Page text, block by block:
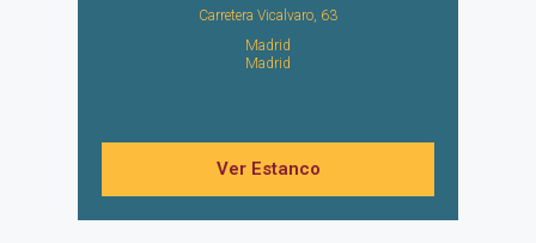
Carretera Vicalvaro, 63
Madrid
Madrid
Ver Estanco